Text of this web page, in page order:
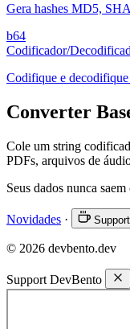
Gera hashes MD5,
b64
Codificador/
Codifique e
Converter
Cole um string
PDFs, arquivos de
Seus dados nunca
Novidades ·
© 2026 devbento.dev
Support DevBento